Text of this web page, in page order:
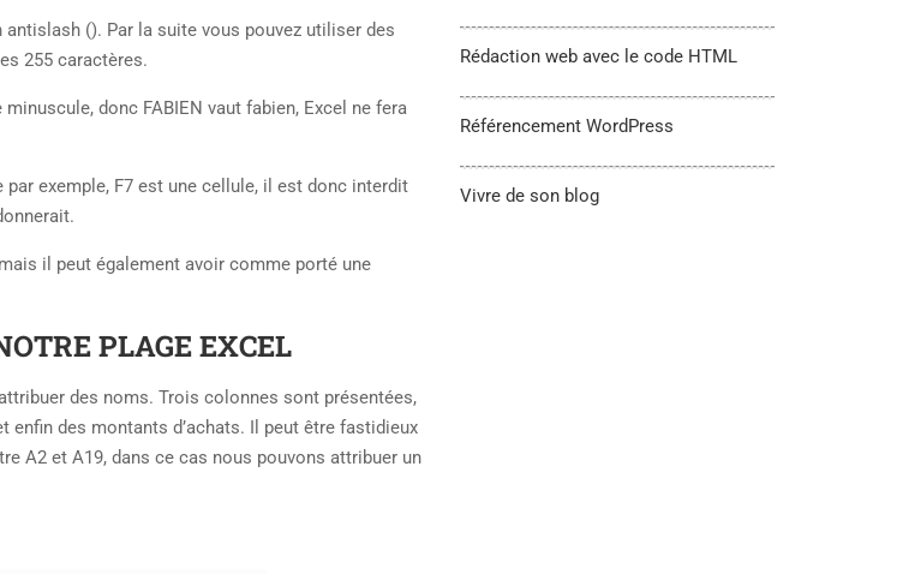
(). Par la suite vous pouvez utiliser des
255 caractères.
donc FABIEN vaut fabien, Excel ne fera
exemple, F7 est une cellule, il est donc interdit
il peut également avoir comme porté une
PLAGE EXCEL
des noms. Trois colonnes sont présentées,
enfin des montants d’achats. Il peut être fastidieux
A2 et A19, dans ce cas nous pouvons attribuer un
Rédaction web avec le code HTML
Référencement WordPress
Vivre de son blog